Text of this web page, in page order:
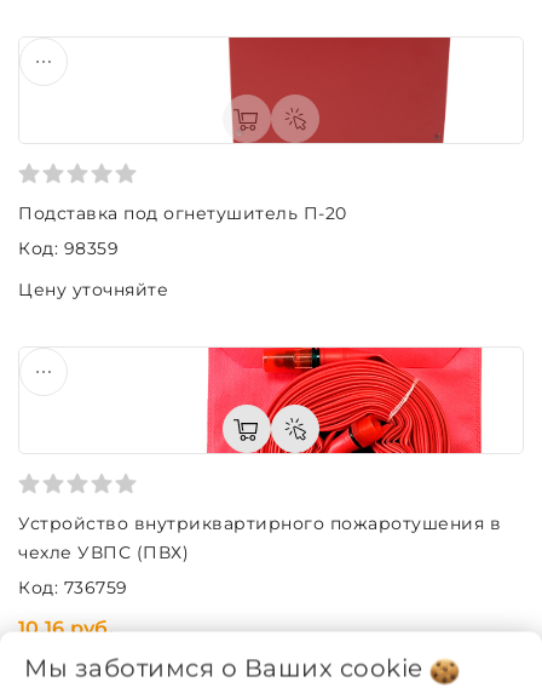
Подставка под огнетушитель П-20
Код: 98359
Цену уточняйте
Устройство внутриквартирного пожаротушения в
чехле УВПС (ПВХ)
Код: 736759
10,16 руб.
Мы заботимся о Ваших cookie